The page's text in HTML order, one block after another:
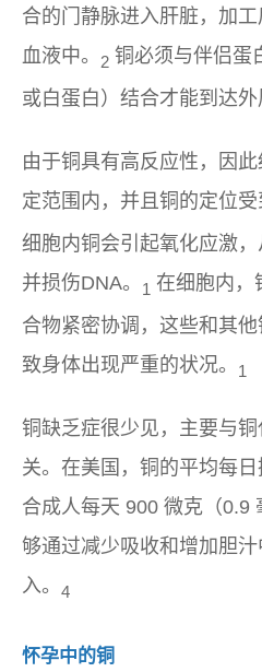
合的门静脉进入肝脏，加
血液中。
2 铜必须与伴侣蛋
或白蛋白）结合才能到达外
由于铜具有高反应性，因
定范围内，并且铜的定位受
细胞内铜会引起氧化应激
并损伤DNA。
1 在细胞内，
合物紧密协调，这些和其
致身体出现严重的状况。
1
铜缺乏症很少见，主要与
关。在美国，铜的平均每
合成人每天 900 微克（0.9
够通过减少吸收和增加胆
入。 4
怀孕中的铜